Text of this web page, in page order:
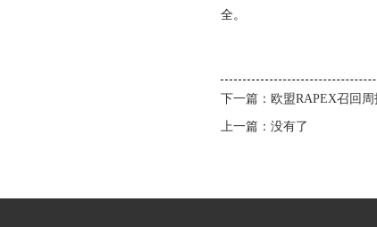
全。
下一篇： 欧盟RAPEX召回周
上一篇：没有了